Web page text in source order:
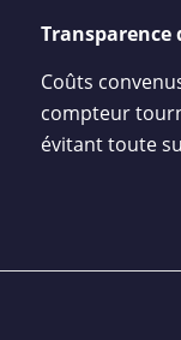
Transparence
Coûts
compteur
évitant toute